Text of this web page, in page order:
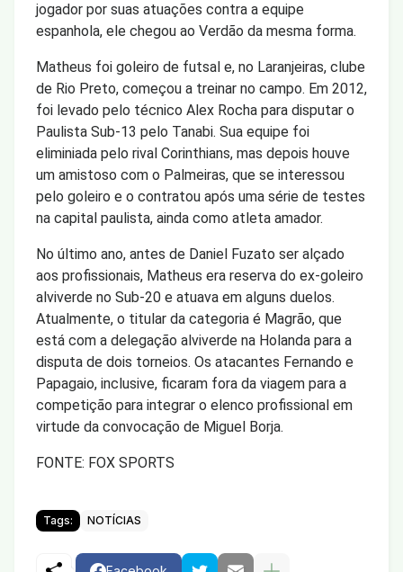
jogador por suas atuações contra a equipe
espanhola, ele chegou ao Verdão da mesma forma.
Matheus foi goleiro de futsal e, no Laranjeiras, clube
de Rio Preto, começou a treinar no campo. Em 2012,
foi levado pelo técnico Alex Rocha para disputar o
Paulista Sub-13 pelo Tanabi. Sua equipe foi
eliminiada pelo rival Corinthians, mas depois houve
um amistoso com o Palmeiras, que se interessou
pelo goleiro e o contratou após uma série de testes
na capital paulista, ainda como atleta amador.
No último ano, antes de Daniel Fuzato ser alçado
aos profissionais, Matheus era reserva do ex-goleiro
alviverde no Sub-20 e atuava em alguns duelos.
Atualmente, o titular da categoria é Magrão, que
está com a delegação alviverde na Holanda para a
disputa de dois torneios. Os atacantes Fernando e
Papagaio, inclusive, ficaram fora da viagem para a
competição para integrar o elenco profissional em
virtude da convocação de Miguel Borja.
FONTE: FOX SPORTS
Tags: NOTÍCIAS